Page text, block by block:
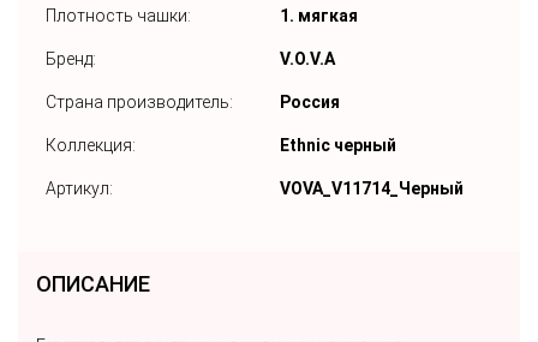
Плотность чашки: 1. мягкая
Бренд: V.O.V.A
Страна производитель: Россия
Коллекция: Ethnic черный
Артикул: VOVA_V11714_Черный
ОПИСАНИЕ